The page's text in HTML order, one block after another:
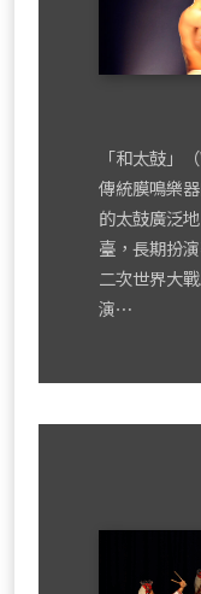
「和太鼓」
傳統膜鳴樂
的太鼓廣泛
臺，長期扮
二次世界大
演⋯